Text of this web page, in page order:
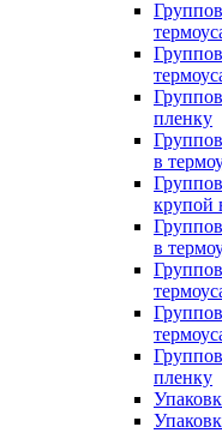
пленку
в
крупой
в
пленку